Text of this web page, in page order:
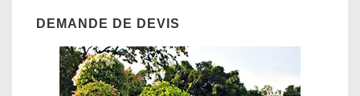
DEMANDE DE DEVIS